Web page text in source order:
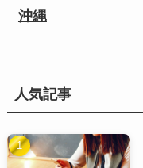
沖縄
人気記事